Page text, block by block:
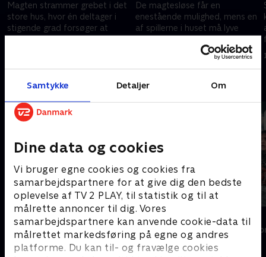
Samtykke Detaljer Om
Dine data og cookies
Vi bruger egne cookies og cookies fra
samarbejdspartnere for at give dig den bedste
oplevelse af TV 2 PLAY, til statistik og til at
målrette annoncer til dig. Vores
samarbejdspartnere kan anvende cookie-data til
målrettet markedsføring på egne og andres
platforme. Du kan til- og fravælge cookies
Magten strammer grebet i det
store hus, hvor én deltager i
stigende grad forsøger at
De magtesløse får en
enestående mulighed, mens en
af spillerne i huset må lyve
13. januar 2026 • 30 min
Andre så også
Forræder
Reality • 4 sæsoner
Korpset
Reality • 8